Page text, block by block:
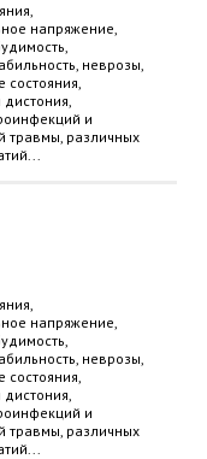
напряжение,
неврозы,
дистония,
и
травмы, различных
напряжение,
неврозы,
дистония,
и
травмы, различных